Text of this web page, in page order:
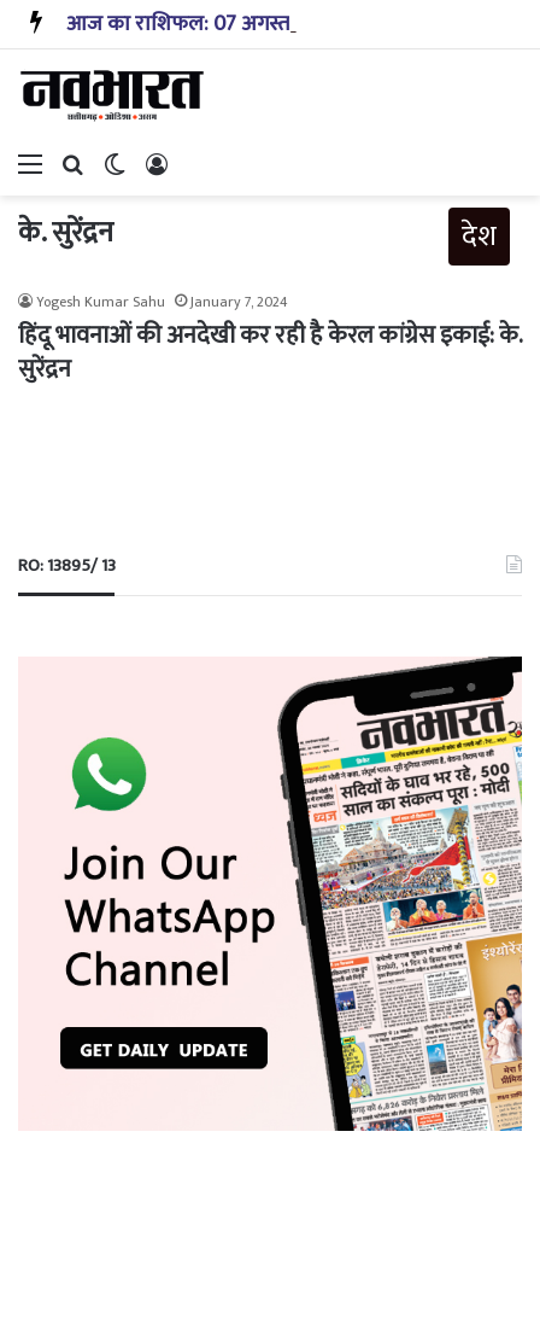
Menu Search forSwitch skin
के. सुरेंद्रन देश
Yogesh Kumar Sahu January 7, 2024
हिंदू भावनाओं की अनदेखी कर रही है केरल कांग्रेस इकाई: के.
सुरेंद्रन
RO: 13895/ 13